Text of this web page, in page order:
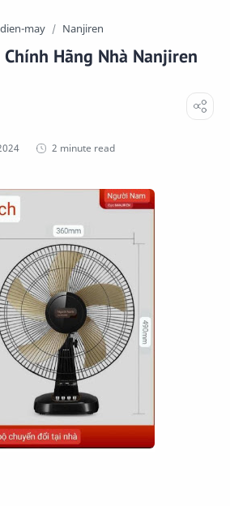
may Nanjiren
Hãng Nhà Nanjiren
2 minute read